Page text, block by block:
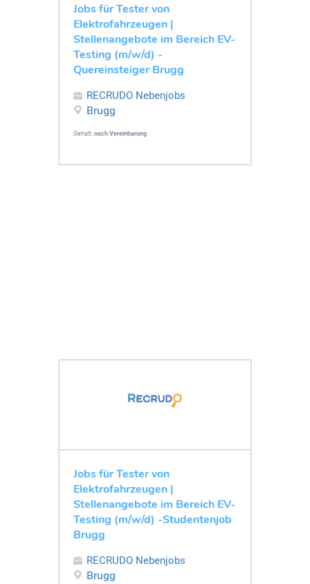
Jobs für Tester von
Elektrofahrzeugen |
Stellenangebote im Bereich EV-
Testing (m/w/d) -
Quereinsteiger Brugg
RECRUDO Nebenjobs
Brugg
Gehalt: nach Vereinbarung
Jobs für Tester von
Elektrofahrzeugen |
Stellenangebote im Bereich EV-
Testing (m/w/d) -Studentenjob
Brugg
RECRUDO Nebenjobs
Brugg